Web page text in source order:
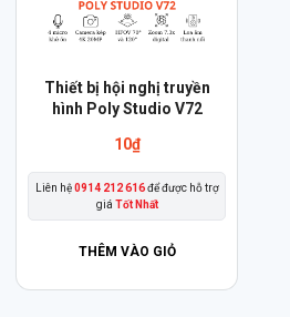
Thiết bị hội nghị truyền
hình Poly Studio V72
10₫
Liên hệ0914 212 616để được hỗ trợ
giá Tốt Nhất
THÊM VÀO GIỎ